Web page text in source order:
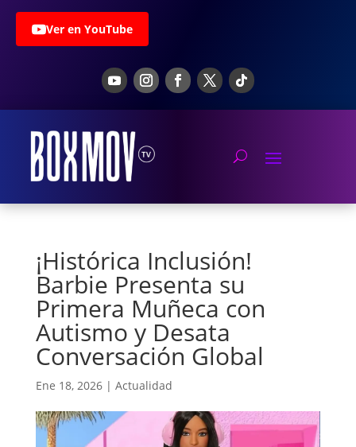
Ver en YouTube
¡Histórica Inclusión!
Barbie Presenta su
Primera Muñeca con
Autismo y Desata
Conversación Global
Ene 18, 2026| Actualidad